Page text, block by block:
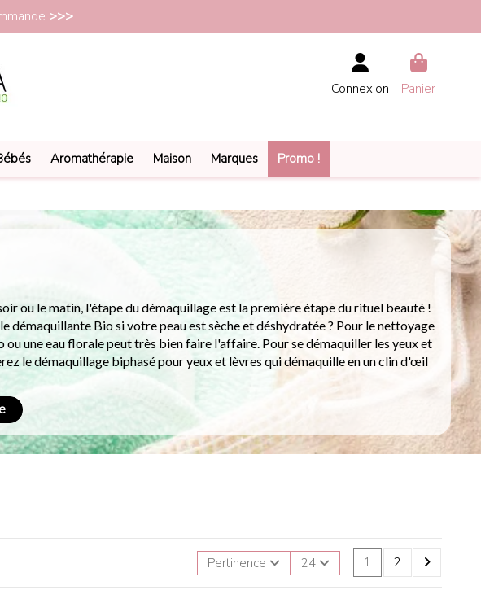
>>>
Connexion
Panier
Aromathérapie Maison Marques Promo !
ou le matin, l'étape du démaquillage est la première étape du rituel beauté !
Bio si votre peau est sèche et déshydratée ? Pour le nettoyage
une eau florale peut très bien faire l'affaire. Pour se démaquiller les yeux et
le démaquillage biphasé pour yeux et lèvres qui démaquille en un clin d'œil
Pertinence 24 1 2